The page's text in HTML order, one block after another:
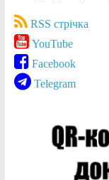
RSS стрічка
YouTube
Facebook
Telegram